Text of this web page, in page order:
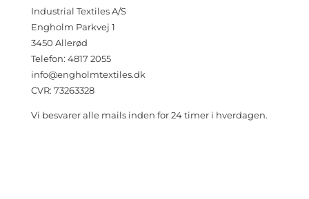
Industrial Textiles A/S
Engholm Parkvej 1
3450 Allerød
Telefon: 4817 2055
info@engholmtextiles.dk
CVR: 73263328
Vi besvarer alle mails inden for 24 timer i hverdagen.